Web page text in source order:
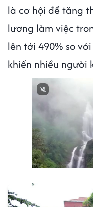
là cơ hội để tăng
lương làm việc
lên tới 490% so
khiến nhiều người